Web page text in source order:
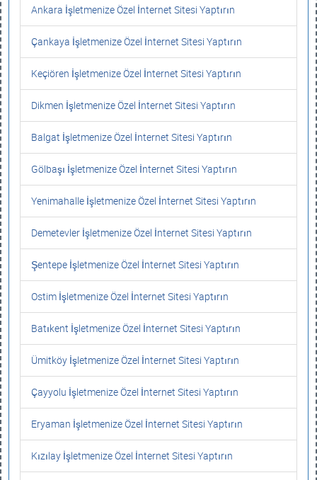
Ankara İşletmenize Özel İnternet Sitesi Yaptırın
Çankaya İşletmenize Özel İnternet Sitesi Yaptırın
Keçiören İşletmenize Özel İnternet Sitesi Yaptırın
Dikmen İşletmenize Özel İnternet Sitesi Yaptırın
Balgat İşletmenize Özel İnternet Sitesi Yaptırın
Gölbaşı İşletmenize Özel İnternet Sitesi Yaptırın
Yenimahalle İşletmenize Özel İnternet Sitesi Yaptırın
Demetevler İşletmenize Özel İnternet Sitesi Yaptırın
Şentepe İşletmenize Özel İnternet Sitesi Yaptırın
Ostim İşletmenize Özel İnternet Sitesi Yaptırın
Batıkent İşletmenize Özel İnternet Sitesi Yaptırın
Ümitköy İşletmenize Özel İnternet Sitesi Yaptırın
Çayyolu İşletmenize Özel İnternet Sitesi Yaptırın
Eryaman İşletmenize Özel İnternet Sitesi Yaptırın
Kızılay İşletmenize Özel İnternet Sitesi Yaptırın